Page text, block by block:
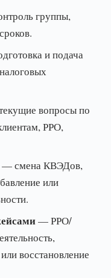
группы,
и подача
вопросы по
РРО,
— смена КВЭДов,
или
— РРО/
восстановление